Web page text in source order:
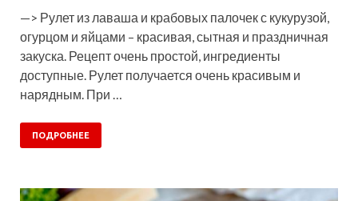
—> Рулет из лаваша и крабовых палочек с кукурузой,
огурцом и яйцами – красивая, сытная и праздничная
закуска. Рецепт очень простой, ингредиенты
доступные. Рулет получается очень красивым и
нарядным. При …
ПОДРОБНЕЕ